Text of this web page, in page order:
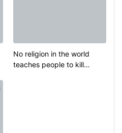
No religion in the world
teaches people to kill